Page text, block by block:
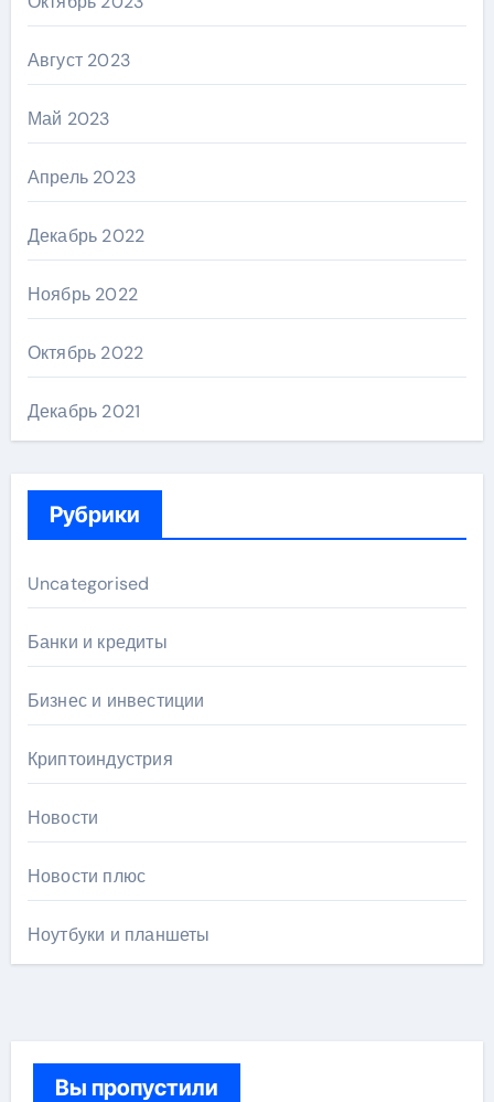
Август 2023
Май 2023
Апрель 2023
Декабрь 2022
Ноябрь 2022
Октябрь 2022
Декабрь 2021
Рубрики
Uncategorised
Банки и кредиты
Бизнес и инвестиции
Криптоиндустрия
Новости
Новости плюс
Ноутбуки и планшеты
Вы пропустили